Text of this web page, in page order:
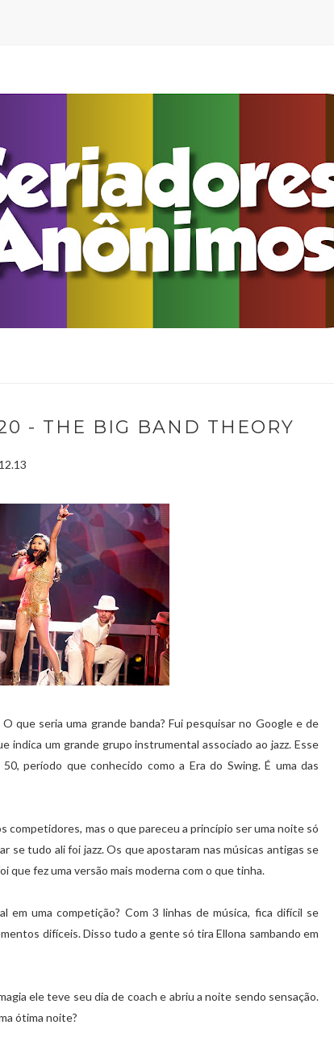
- THE BIG BAND THEORY
que seria uma grande banda? Fui pesquisar no Google e de
indica um grande grupo instrumental associado ao jazz. Esse
período que conhecido como a Era do Swing. É uma das
competidores, mas o que pareceu a princípio ser uma noite só
se tudo ali foi jazz. Os que apostaram nas músicas antigas se
fez uma versão mais moderna com o que tinha.
uma competição? Com 3 linhas de música, fica difícil se
difíceis. Disso tudo a gente só tira Ellona sambando em
ele teve seu dia de coach e abriu a noite sendo sensação.
ótima noite?